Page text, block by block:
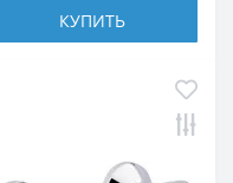
КУПИТЬ